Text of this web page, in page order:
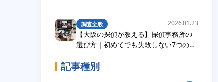
調査全般 2026.01.23
【大阪の探偵が教える】探偵事務所の
選び方｜初めてでも失敗しない7つのチ
記事種別